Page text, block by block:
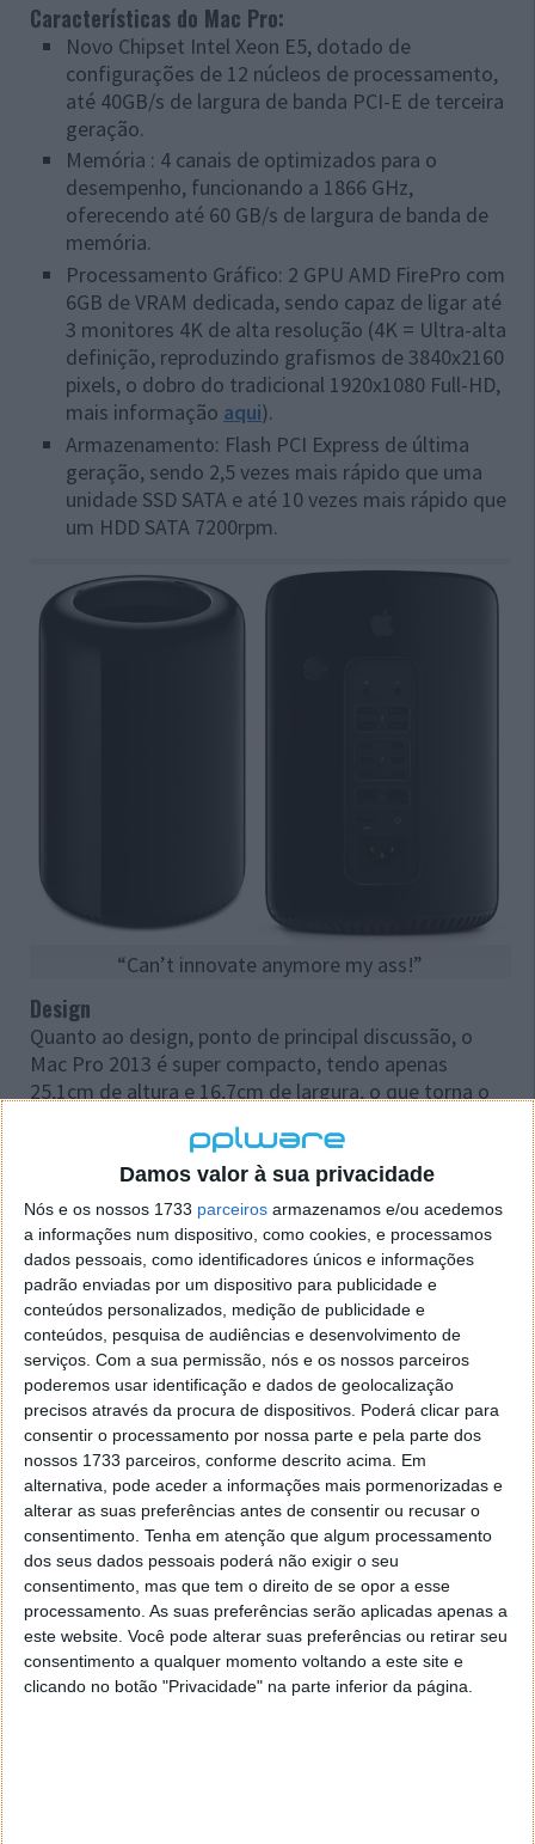
Damos valor à sua privacidade
Nós e os nossos 1733 parceiros armazenamos e/ou acedemos
a informações num dispositivo, como cookies, e processamos
dados pessoais, como identificadores únicos e informações
padrão enviadas por um dispositivo para publicidade e
conteúdos personalizados, medição de publicidade e
conteúdos, pesquisa de audiências e desenvolvimento de
serviços. Com a sua permissão, nós e os nossos parceiros
poderemos usar identificação e dados de geolocalização
precisos através da procura de dispositivos. Poderá clicar para
consentir o processamento por nossa parte e pela parte dos
nossos 1733 parceiros, conforme descrito acima. Em
alternativa, pode aceder a informações mais pormenorizadas e
alterar as suas preferências antes de consentir ou recusar o
consentimento. Tenha em atenção que algum processamento
dos seus dados pessoais poderá não exigir o seu
consentimento, mas que tem o direito de se opor a esse
processamento. As suas preferências serão aplicadas apenas a
este website. Você pode alterar suas preferências ou retirar seu
consentimento a qualquer momento voltando a este site e
clicando no botão "Privacidade" na parte inferior da página.
Características do Mac Pro:
Novo Chipset Intel Xeon E5, dotado de
configurações de 12 núcleos de processamento,
até 40GB/s de largura de banda PCI-E de terceira
geração.
Memória : 4 canais de optimizados para o
desempenho, funcionando a 1866 GHz,
oferecendo até 60 GB/s de largura de banda de
memória.
Processamento Gráfico: 2 GPU AMD FirePro com
6GB de VRAM dedicada, sendo capaz de ligar até
3 monitores 4K de alta resolução (4K = Ultra-alta
definição, reproduzindo grafismos de 3840x2160
pixels, o dobro do tradicional 1920x1080 Full-HD,
mais informação aqui).
Armazenamento: Flash PCI Express de última
geração, sendo 2,5 vezes mais rápido que uma
unidade SSD SATA e até 10 vezes mais rápido que
um HDD SATA 7200rpm.
“Can’t innovate anymore my ass!”
Design
Quanto ao design, ponto de principal discussão, o
Mac Pro 2013 é super compacto, tendo apenas
25,1cm de altura e 16,7cm de largura, o que torna o
problema para os engenheiros da Apple.
Estes optaram pelo Núcleo Térmico Central, uma vez
que utilizam todos os componentes numa única peça
de alumínio extrudado, concebida para maximizar a
passagem de ar e a capacidade térmica, distribuindo
o calor gerado pelo CPU e GPU.